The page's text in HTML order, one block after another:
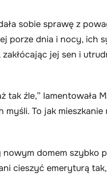
sobie sprawę z
porze dnia i nocy, ich
jej sen i
tak źle,” lamentowała
myśli. To jak
domem szybko
cieszyć emeryturą